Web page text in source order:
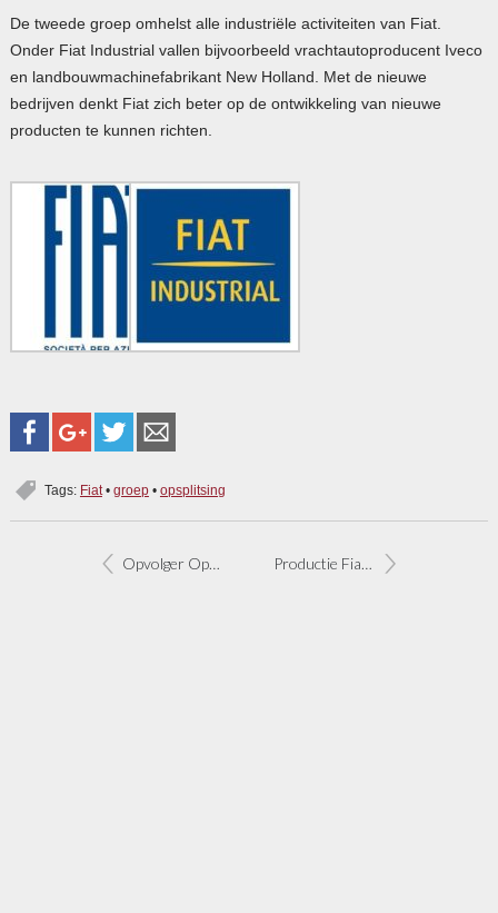
De tweede groep omhelst alle industriële activiteiten van Fiat.
Onder Fiat Industrial vallen bijvoorbeeld vrachtautoproducent Iveco
en landbouwmachinefabrikant New Holland. Met de nieuwe
bedrijven denkt Fiat zich beter op de ontwikkeling van nieuwe
producten te kunnen richten.
Tags: Fiat• groep• opsplitsing
Opvolger Opel Tour op onderstel Fiat Doblo Productie Fiat Multipla gestopt